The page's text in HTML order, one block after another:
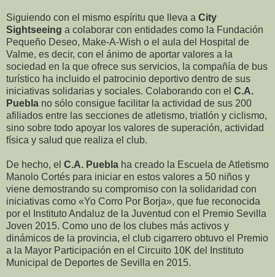
Siguiendo con el mismo espíritu que lleva a City
Sightseeing a colaborar con entidades como la Fundación
Pequeño Deseo, Make-A-Wish o el aula del Hospital de
Valme, es decir, con el ánimo de aportar valores a la
sociedad en la que ofrece sus servicios, la compañía de bus
turístico ha incluido el patrocinio deportivo dentro de sus
iniciativas solidarias y sociales. Colaborando con el C.A.
Puebla no sólo consigue facilitar la actividad de sus 200
afiliados entre las secciones de atletismo, triatlón y ciclismo,
sino sobre todo apoyar los valores de superación, actividad
física y salud que realiza el club.
De hecho, el C.A. Puebla ha creado la Escuela de Atletismo
Manolo Cortés para iniciar en estos valores a 50 niños y
viene demostrando su compromiso con la solidaridad con
iniciativas como «Yo Corro Por Borja», que fue reconocida
por el Instituto Andaluz de la Juventud con el Premio Sevilla
Joven 2015. Como uno de los clubes más activos y
dinámicos de la provincia, el club cigarrero obtuvo el Premio
a la Mayor Participación en el Circuito 10K del Instituto
Municipal de Deportes de Sevilla en 2015.